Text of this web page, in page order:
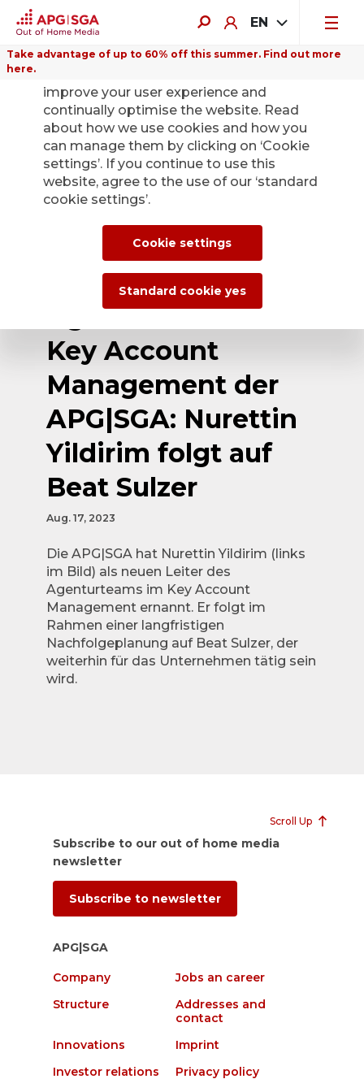
EN
Take advantage of up to 60% off this summer. Find out more
here.
Back
Interne
Nachfolgelösung an
der Spitze des
Agenturteams im
Key Account
Management der
APG|SGA: Nurettin
Yildirim folgt auf
Beat Sulzer
Aug. 17, 2023
Die APG|SGA hat Nurettin Yildirim (links
im Bild) als neuen Leiter des
Agenturteams im Key Account
Management ernannt. Er folgt im
Rahmen einer langfristigen
Nachfolgeplanung auf Beat Sulzer, der
weiterhin für das Unternehmen tätig sein
wird.
Scroll Up
Subscribe to our out of home media
newsletter
Subscribe to newsletter
APG|SGA
Company
Jobs an career
Structure
Addresses and
contact
Innovations
Imprint
Investor relations
Privacy policy
improve your user experience and
continually optimise the website. Read
about how we use cookies and how you
can manage them by clicking on ‘Cookie
settings’. If you continue to use this
website, agree to the use of our ‘standard
cookie settings’.
Cookie settings
Standard cookie yes